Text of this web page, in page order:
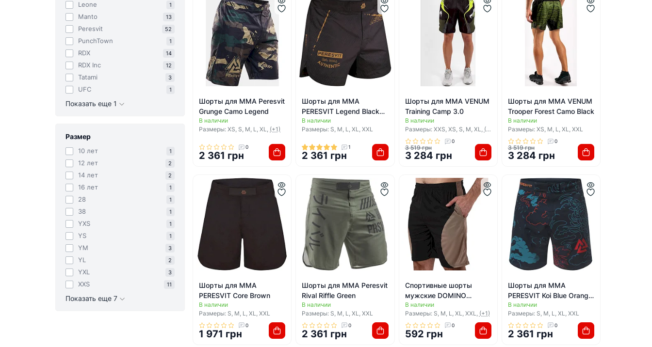
Leone 1
Manto 13
Peresvit 52
PunchTown 1
RDX 14
RDX Inc 12
Tatami 3
UFC 1
Показать еще 1
Размер
10 лет 1
12 лет 2
14 лет 2
16 лет 1
28 1
38 1
YXS 1
YS 1
YM 3
YL 2
YXL 3
XXS 11
Показать еще 7
Шорты для ММА Peresvit
Grunge Camo Legend
В наличии
Размеры: XS, S, M, L, XL, (+1)
0
2 361 грн
Шорты для ММА
PERESVIT Legend Black
Rain Medium Length
В наличии
Размеры: S, M, L, XL, XXL
1
2 361 грн
Шорты для ММА VENUM
Training Camp 3.0
В наличии
Размеры: XXS, XS, S, M, XL, (+1)
0
3 519 грн
3 284 грн
Шорты для ММА VENUM
Trooper Forest Camo Black
В наличии
Размеры: XS, M, L, XL, XXL
0
3 519 грн
3 284 грн
Шорты для ММА
PERESVIT Core Brown
В наличии
Размеры: S, M, L, XL, XXL
0
1 971 грн
Шорты для ММА Peresvit
Rival Riffle Green
В наличии
Размеры: S, M, L, XL, XXL
0
2 361 грн
Спортивные шорты
мужские DOMINO
CK210-6 (Черный-
оливковый)
В наличии
Размеры: S, M, L, XL, XXL, (+1)
0
592 грн
Шорты для ММА
PERESVIT Koi Blue Orange
Red
В наличии
Размеры: S, M, L, XL, XXL
0
2 361 грн